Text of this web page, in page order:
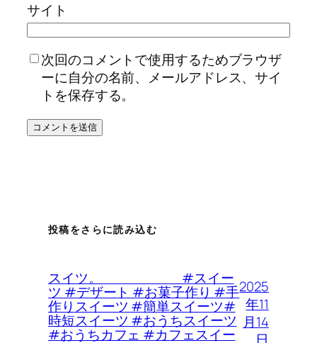
サイト
次回のコメントで使用するためブラウザ
ーに自分の名前、メールアドレス、サイ
トを保存する。
投稿をさらに読み込む
スイツ。 #スイー
ツ #デザート #お菓子作り #手
作りスイーツ #簡単スイーツ#
時短スイーツ #おうちスイーツ
#おうちカフェ #カフェスイー
2025
年11
月14
日